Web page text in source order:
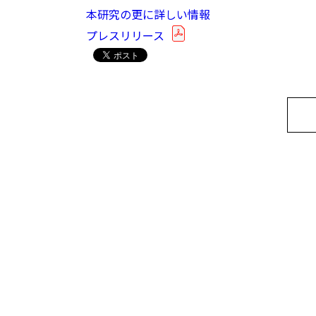
本研究の更に詳しい情報
プレスリリース